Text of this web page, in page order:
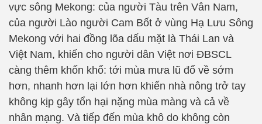
vực sông Mekong: của người Tàu trên Vân Nam,
của người Lào người Cam Bốt ở vùng Hạ Lưu Sông
Mekong với hai đồng lõa dấu mặt là Thái Lan và
Việt Nam, khiến cho người dân Việt nơi ĐBSCL
càng thêm khốn khổ: tới mùa mưa lũ đổ về sớm
hơn, nhanh hơn lại lớn hơn khiến nhà nông trở tay
không kịp gây tổn hại nặng mùa màng và cả về
nhân mạng. Và tiếp đến mùa khô do không còn